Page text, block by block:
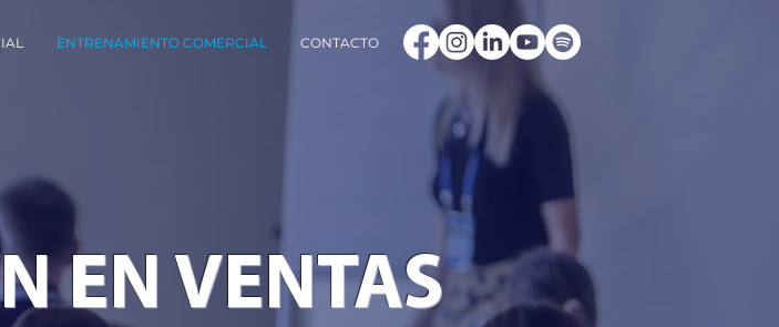
ENTRENAMIENTO COMERCIAL CONTACTO
EN VENTAS